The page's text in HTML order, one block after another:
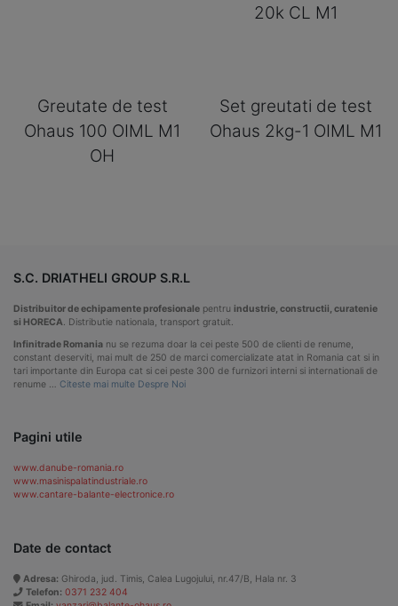
20k CL M1
Greutate de test
Ohaus 100 OIML M1
OH
Set greutati de test
Ohaus 2kg-1 OIML M1
S.C. DRIATHELI GROUP S.R.L
Distribuitor de echipamente profesionale pentru industrie, constructii, curatenie
si HORECA . Distributie nationala, transport gratuit.
Infinitrade Romania nu se rezuma doar la cei peste 500 de clienti de renume,
constant deserviti, mai mult de 250 de marci comercializate atat in Romania cat si in
tari importante din Europa cat si cei peste 300 de furnizori interni si internationali de
renume … Citeste mai multe Despre Noi
Pagini utile
www.danube-romania.ro
www.masinispalatindustriale.ro
www.cantare-balante-electronice.ro
Date de contact
Adresa: Ghiroda, jud. Timis, Calea Lugojului, nr.47/B, Hala nr. 3
Telefon: 0371 232 404